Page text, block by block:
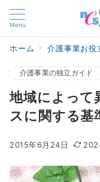
Menu
ホーム 介護事業お役
介護事業の独立ガイド
地域によって
スに関する基
2015年6月24日